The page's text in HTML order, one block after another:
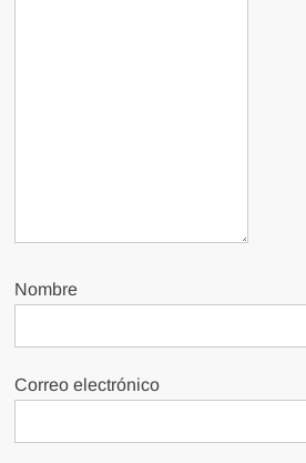
Nombre
Correo electrónico